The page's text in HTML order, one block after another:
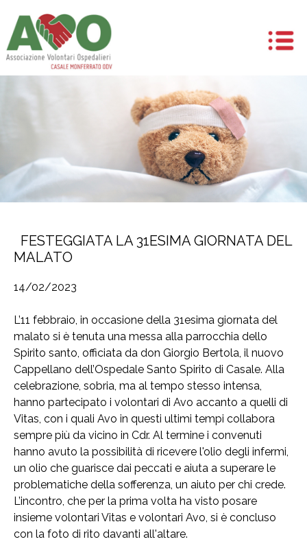
FESTEGGIATA LA 31ESIMA GIORNATA DEL
MALATO
14/02/2023
L’11 febbraio, in occasione della 31esima giornata del
malato si è tenuta una messa alla parrocchia dello
Spirito santo, officiata da don Giorgio Bertola, il nuovo
Cappellano dell’Ospedale Santo Spirito di Casale. Alla
celebrazione, sobria, ma al tempo stesso intensa,
hanno partecipato i volontari di Avo accanto a quelli di
Vitas, con i quali Avo in questi ultimi tempi collabora
sempre più da vicino in Cdr. Al termine i convenuti
hanno avuto la possibilità di ricevere l'olio degli infermi,
un olio che guarisce dai peccati e aiuta a superare le
problematiche della sofferenza, un aiuto per chi crede.
L’incontro, che per la prima volta ha visto posare
insieme volontari Vitas e volontari Avo, si è concluso
con la foto di rito davanti all'altare.